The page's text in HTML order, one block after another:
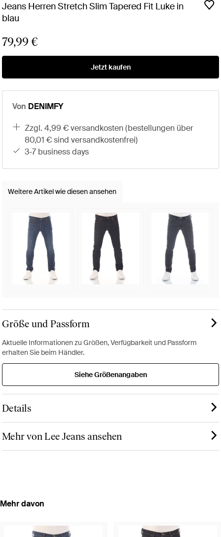
Jeans Herren Stretch Slim Tapered Fit Luke in
blau
79,99 €
Jetzt kaufen
Von DENIMFY
zzgl. 4,99 € versandkosten (bestellungen über
80,01 € sind versandkostenfrei)
3-7 business days
Weitere Artikel wie diesen ansehen
Größe und Passform
Aktuelle Informationen zu Größen, Verfügbarkeit und Passform
erhalten Sie beim Händler.
Siehe Größenangaben
Details
Mehr von Lee Jeans ansehen
Mehr davon